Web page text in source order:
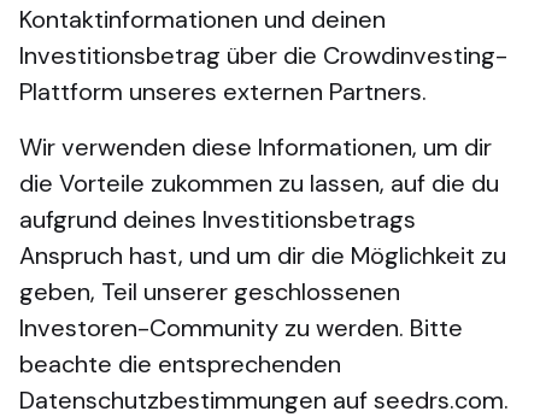
Kontaktinformationen und deinen
Investitionsbetrag über die Crowdinvesting-
Plattform unseres externen Partners.
Wir verwenden diese Informationen, um dir
die Vorteile zukommen zu lassen, auf die du
aufgrund deines Investitionsbetrags
Anspruch hast, und um dir die Möglichkeit zu
geben, Teil unserer geschlossenen
Investoren-Community zu werden. Bitte
beachte die entsprechenden
Datenschutzbestimmungen auf seedrs.com.